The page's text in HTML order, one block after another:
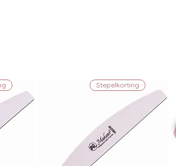
Stepelkorting